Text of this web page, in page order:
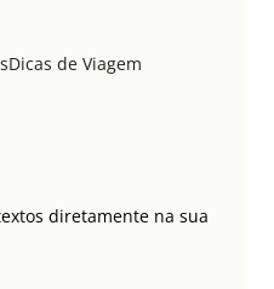
Dicas de Viagem
diretamente na sua